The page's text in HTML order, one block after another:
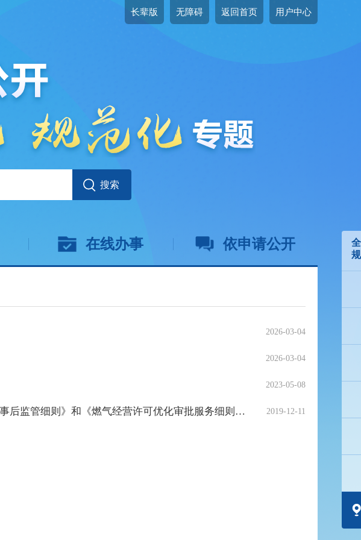
长辈版 无障碍 返回首页 用户中心
在线办事 依申请公开
2026-03-04
2026-03-04
2023-05-08
2019-12-11
霍邱县住建局关于印发《燃气经营许可事中事后监管细则》和《燃气经营许可优化审批服务细则》的通知